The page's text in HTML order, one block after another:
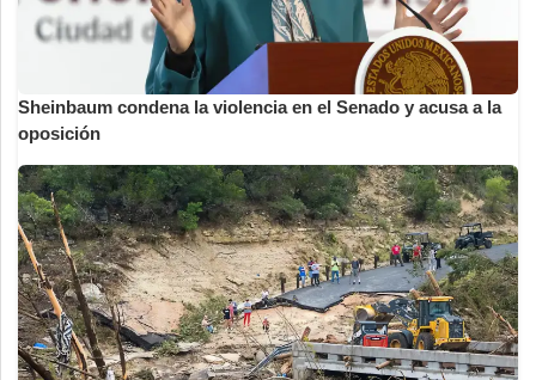
Sheinbaum condena la violencia en el Senado y acusa a la
oposición